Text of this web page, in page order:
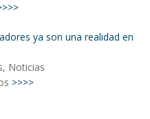
ya son una realidad en
Noticias
>>>>